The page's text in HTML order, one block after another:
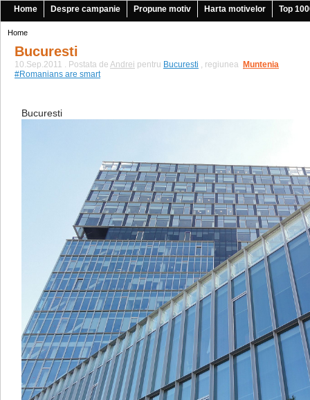
Home Despre campanie Propune motiv Harta motivelor Top
Home
Bucuresti
10.Sep.2011 . Postata de Andrei pentru Bucuresti , regiunea Muntenia
|
#Romanians are smart
Bucuresti